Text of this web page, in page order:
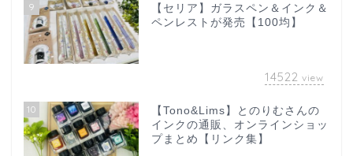
9
【セリア】ガラスペン＆インク＆
ペンレストが発売【100均】
14522 view
10
【Tono&Lims】とのりむさんの
インクの通販、オンラインショッ
プまとめ【リンク集】